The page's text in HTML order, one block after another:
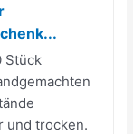
Stück
und trocken.